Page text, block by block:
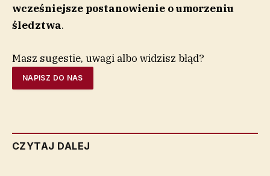
wcześniejsze postanowienie o umorzeniu
śledztwa.
Masz sugestie, uwagi albo widzisz błąd?
NAPISZ DO NAS
CZYTAJ DALEJ